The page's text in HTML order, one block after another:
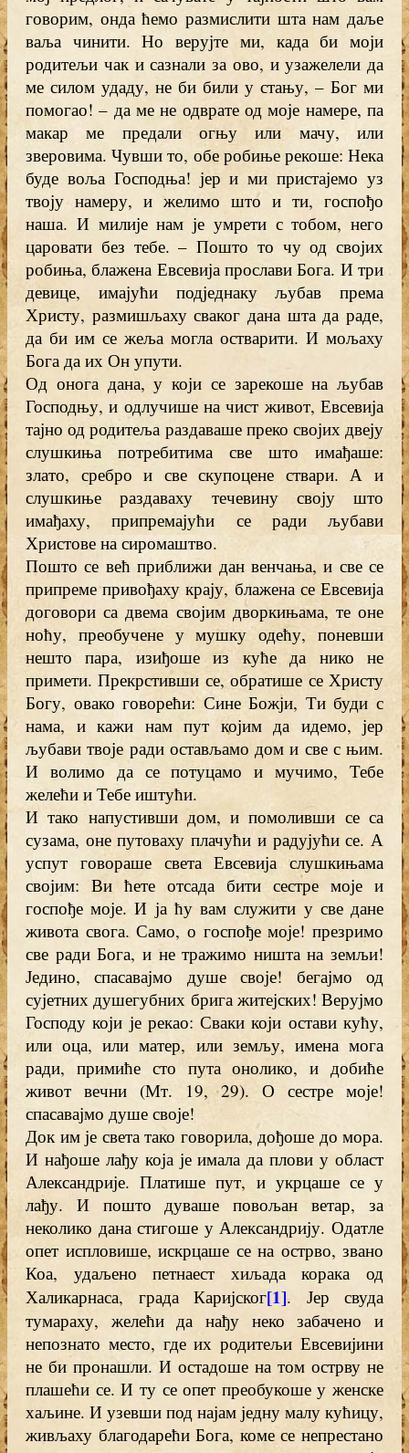
говорим, онда ћемо размислити шта нам даље
ваља чинити. Но верујте ми, када би моји
родитељи чак и сазнали за ово, и узажелели да
ме силом удаду, не би били у стању, – Бог ми
помогао! – да ме не одврате од моје намере, па
макар ме предали огњу или мачу, или
зверовима. Чувши то, обе робиње рекоше: Нека
буде воља Господња! јер и ми пристајемо уз
твоју намеру, и желимо што и ти, госпођо
наша. И милије нам је умрети с тобом, него
царовати без тебе. – Пошто то чу од својих
робиња, блажена Евсевија прослави Бога. И три
девице, имајући подједнаку љубав према
Христу, размишљаху сваког дана шта да раде,
да би им се жеља могла остварити. И мољаху
Бога да их Он упути.
Од онога дана, у који се зарекоше на љубав
Господњу, и одлучише на чист живот, Евсевија
тајно од родитеља раздаваше преко својих двеју
слушкиња потребитима све што имађаше:
злато, сребро и све скупоцене ствари. А и
слушкиње раздаваху течевину своју што
имађаху, припремајући се ради љубави
Христове на сиромаштво.
Пошто се већ приближи дан венчања, и све се
припреме привођаху крају, блажена се Евсевија
договори са двема својим дворкињама, те оне
ноћу, преобучене у мушку одећу, поневши
нешто пара, изиђоше из куће да нико не
примети. Прекрстивши се, обратише се Христу
Богу, овако говорећи: Сине Божји, Ти буди с
нама, и кажи нам пут којим да идемо, јер
љубави твоје ради остављамо дом и све с њим.
И волимо да се потуцамо и мучимо, Тебе
желећи и Тебе иштући.
И тако напустивши дом, и помоливши се са
сузама, оне путоваху плачући и радујући се. А
успут говораше света Евсевија слушкињама
својим: Ви ћете отсада бити сестре моје и
госпође моје. И ја ћу вам служити у све дане
живота свога. Само, о госпође моје! презримо
све ради Бога, и не тражимо ништа на земљи!
Једино, спасавајмо душе своје! бегајмо од
сујетних душегубних брига житејских! Верујмо
Господу који је рекао: Сваки који остави кућу,
или оца, или матер, или земљу, имена мога
ради, примиће сто пута онолико, и добиће
живот вечни (Мт. 19, 29). О сестре моје!
спасавајмо душе своје!
Док им је света тако говорила, дођоше до мора.
И нађоше лађу која је имала да плови у област
Александрије. Платише пут, и укрцаше се у
лађу. И пошто дуваше повољан ветар, за
неколико дана стигоше у Александрију. Одатле
опет испловише, искрцаше се на острво, звано
Коа, удаљено петнаест хиљада корака од
Халикарнаса, града Каријског[1]. Јер свуда
тумараху, желећи да нађу неко забачено и
непознато место, где их родитељи Евсевијини
не би пронашли. И остадоше на том острву не
плашећи се. И ту се опет преобукоше у женске
хаљине. И узевши под најам једну малу кућицу,
живљаху благодарећи Бога, коме се непрестано